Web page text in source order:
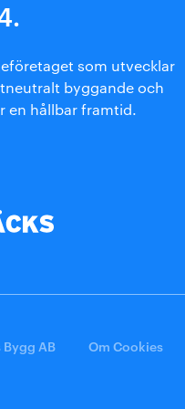
som utvecklar
byggande och
en hållbar framtid.
AB Om Cookies